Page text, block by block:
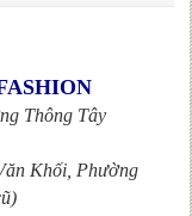
Thông Tây
Khối, Phường